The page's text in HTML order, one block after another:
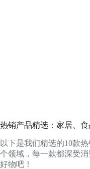
热销产品精选：家居、
以下是我们精选的10款
个领域，每一款都深受
好物吧！